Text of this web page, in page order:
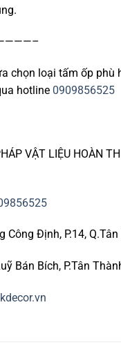
chọn loại tấm ốp phù
hotline 0909856525
VẬT LIỆU HOÀN
Công Định, P.14, Q.Tân
Bán Bích, P.Tân